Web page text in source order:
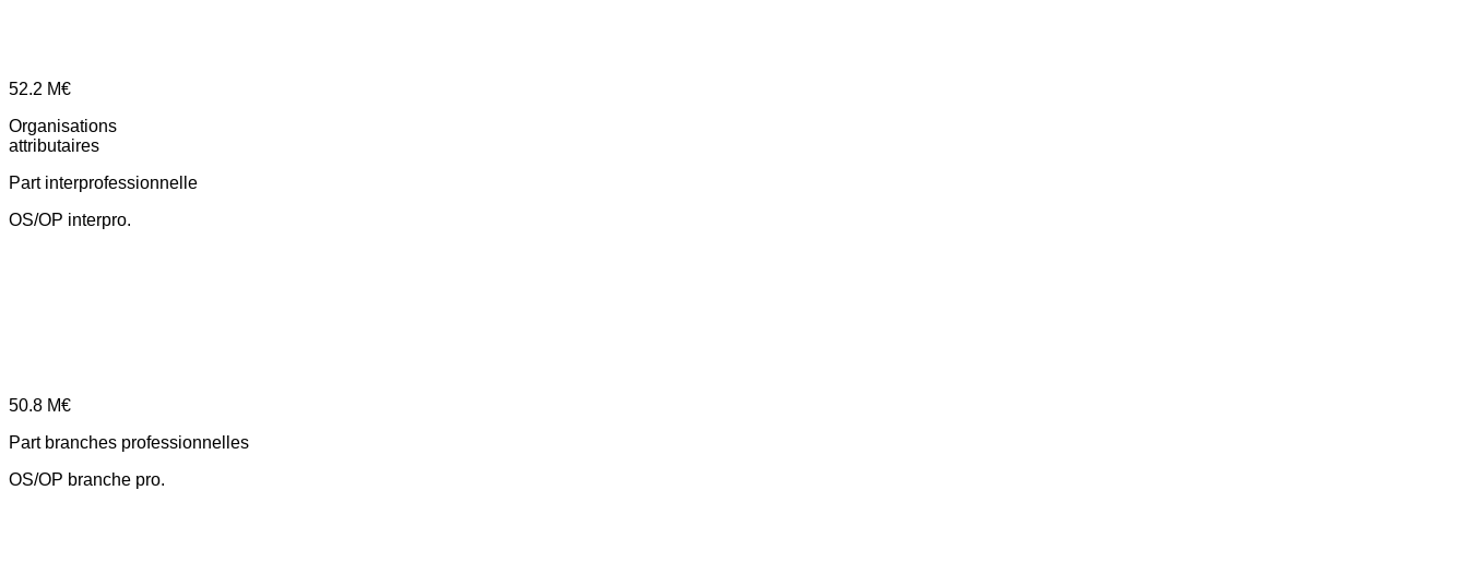
52.2 M€
Organisations
attributaires
Part interprofessionnelle
OS/OP interpro.
50.8 M€
Part branches professionnelles
OS/OP branche pro.